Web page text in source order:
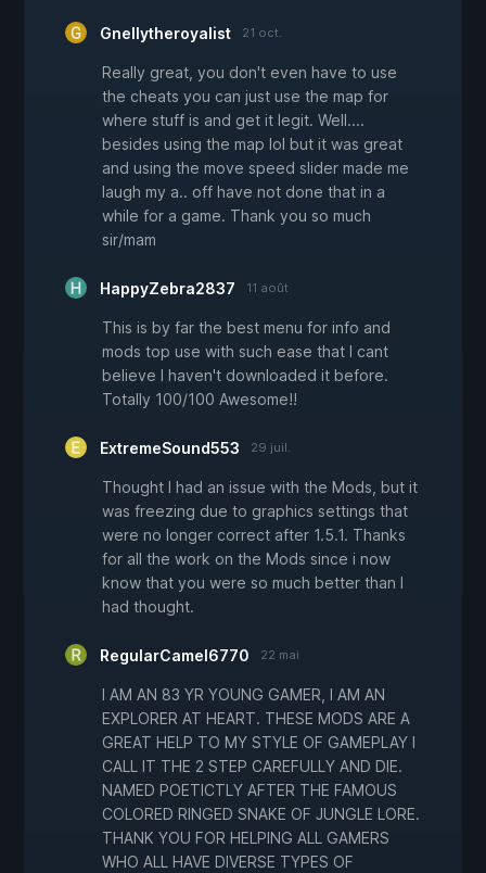
Gnellytheroyalist 21 oct.
Really great, you don't even have to use
the cheats you can just use the map for
where stuff is and get it legit. Well....
besides using the map lol but it was great
and using the move speed slider made me
laugh my a.. off have not done that in a
while for a game. Thank you so much
sir/mam
HappyZebra2837 11 août
This is by far the best menu for info and
mods top use with such ease that I cant
believe I haven't downloaded it before.
Totally 100/100 Awesome!!
ExtremeSound553 29 juil.
Thought I had an issue with the Mods, but it
was freezing due to graphics settings that
were no longer correct after 1.5.1. Thanks
for all the work on the Mods since i now
know that you were so much better than I
had thought.
RegularCamel6770 22 mai
I AM AN 83 YR YOUNG GAMER, I AM AN
EXPLORER AT HEART. THESE MODS ARE A
GREAT HELP TO MY STYLE OF GAMEPLAY I
CALL IT THE 2 STEP CAREFULLY AND DIE.
NAMED POETICTLY AFTER THE FAMOUS
COLORED RINGED SNAKE OF JUNGLE LORE.
THANK YOU FOR HELPING ALL GAMERS
WHO ALL HAVE DIVERSE TYPES OF